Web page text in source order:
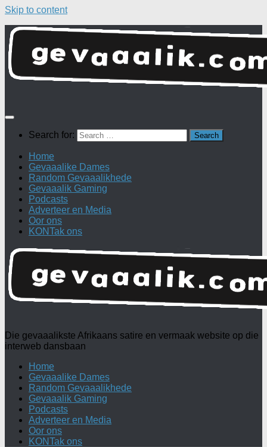
Skip to content
Search for:
Home
Gevaaalike Dames
Random Gevaaalikhede
Gevaaalik Gaming
Podcasts
Adverteer en Media
Oor ons
KONTak ons
Die gevaaalikste Afrikaans satire en vermaak website op die
interweb dansbaan
Home
Gevaaalike Dames
Random Gevaaalikhede
Gevaaalik Gaming
Podcasts
Adverteer en Media
Oor ons
KONTak ons